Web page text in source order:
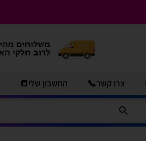
צרו קשר📞 החשבון שלי📒